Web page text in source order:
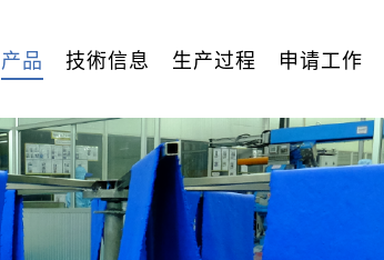
产品 技術信息 生产过程 申请工作